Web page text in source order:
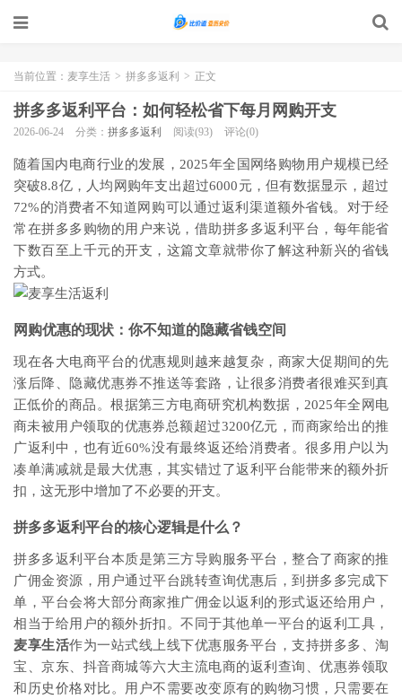
当前位置： 麦享生活 > 拼多多返利 > 正文
拼多多返利平台：如何轻松省下每月网购开支
2026-06-24 分类： 拼多多返利 阅读(93) 评论(0)
随着国内电商行业的发展，2025年全国网络购物用户规模已经
突破8.8亿，人均网购年支出超过6000元，但有数据显示，超过
72%的消费者不知道网购可以通过返利渠道额外省钱。对于经
常在拼多多购物的用户来说，借助拼多多返利平台，每年能省
下数百至上千元的开支，这篇文章就带你了解这种新兴的省钱
方式。
网购优惠的现状：你不知道的隐藏省钱空间
现在各大电商平台的优惠规则越来越复杂，商家大促期间的先
涨后降、隐藏优惠券不推送等套路，让很多消费者很难买到真
正低价的商品。根据第三方电商研究机构数据，2025年全网电
商未被用户领取的优惠券总额超过3200亿元，而商家给出的推
广返利中，也有近60%没有最终返还给消费者。很多用户以为
凑单满减就是最大优惠，其实错过了返利平台能带来的额外折
扣，这无形中增加了不必要的开支。
拼多多返利平台的核心逻辑是什么？
拼多多返利平台本质是第三方导购服务平台，整合了商家的推
广佣金资源，用户通过平台跳转查询优惠后，到拼多多完成下
单，平台会将大部分商家推广佣金以返利的形式返还给用户，
相当于给用户的额外折扣。不同于其他单一平台的返利工具，
麦享生活作为一站式线上线下优惠服务平台，支持拼多多、淘
宝、京东、抖音商城等六大主流电商的返利查询、优惠券领取
和历史价格对比。用户不需要改变原有的购物习惯，只需要在